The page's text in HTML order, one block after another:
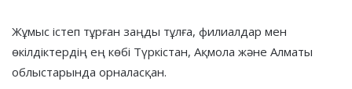
Жұмыс істеп тұрған заңды тұлға, филиалдар мен
өкілдіктердің ең көбі Түркістан, Ақмола және Алматы
облыстарында орналасқан.